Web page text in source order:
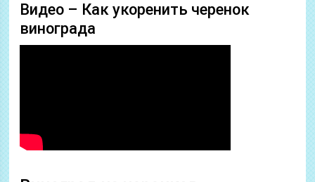
Видео – Как укоренить черенок
винограда